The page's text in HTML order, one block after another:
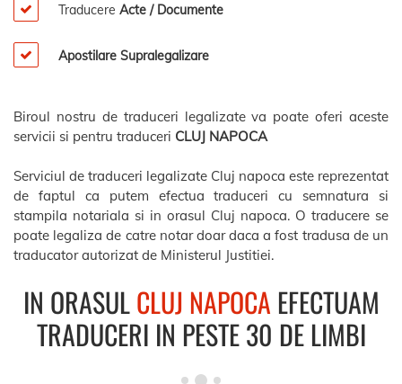
Traducere Acte / Documente
Apostilare Supralegalizare
Biroul nostru de traduceri legalizate va poate oferi aceste
servicii si pentru traduceri CLUJ NAPOCA
Serviciul de traduceri legalizate Cluj napoca este reprezentat
de faptul ca putem efectua traduceri cu semnatura si
stampila notariala si in orasul Cluj napoca. O traducere se
poate legaliza de catre notar doar daca a fost tradusa de un
traducator autorizat de Ministerul Justitiei.
IN ORASULCLUJ NAPOCA EFECTUAM
TRADUCERI IN PESTE 30 DE LIMBI